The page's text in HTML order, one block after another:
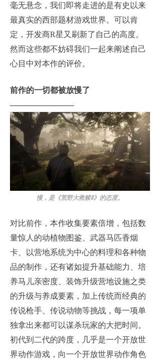
毫无悬念，我们即将走进的是有史以来
最真实的西部题材游戏世界。可以肯
定，开发商R星又刷新了自己的高度。
然而这些都不妨碍我们一起来阐述自己
心目中对本作的评价。
前作的一切都被放慢了
————————
慢，是《荒野大救赎Ⅱ》的态度。
对比前作，本作收集要素倍增，包括数
量惊人的动植物图鉴、武器马匹香烟
卡、以营地系统为中心的料理和各种物
品的制作，还有诸如提升基础能力、培
养马儿亲密度、装饰升级营地设施之类
的升级与养成要素，加上传统而经典的
传说枪手、传说动物等挑战，每一项单
独拿出来都可以谋杀玩家的大把时间。
初代到二代的跨度，几乎是一个开放世
界动作游戏，向一个开放世界动作角色